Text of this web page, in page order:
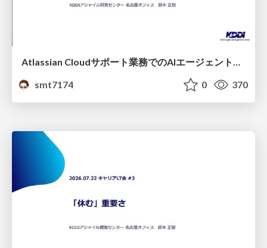
Atlassian Cloudサポート業務でのAIエージェント活用事例
smt7174
0 370